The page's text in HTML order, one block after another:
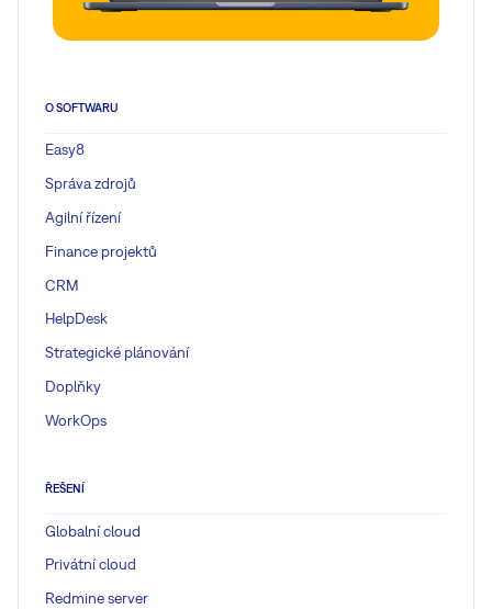
O SOFTWARU
Easy8
Správa zdrojů
Agilní řízení
Finance projektů
CRM
HelpDesk
Strategické plánování
Doplňky
WorkOps
ŘEŠENÍ
Globalní cloud
Privátní cloud
Redmine server